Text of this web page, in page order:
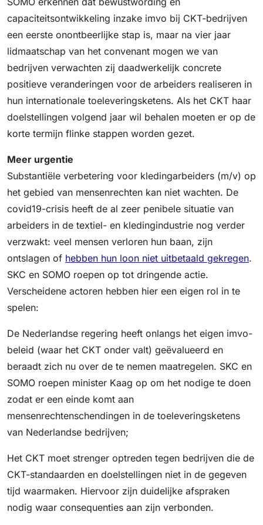
capaciteitsontwikkeling inzake imvo bij CKT-bedrijven
een eerste onontbeerlijke stap is, maar na vier jaar
lidmaatschap van het convenant mogen we van
bedrijven verwachten zij daadwerkelijk concrete
positieve veranderingen voor de arbeiders realiseren in
hun internationale toeleveringsketens. Als het CKT haar
doelstellingen volgend jaar wil behalen moeten er op de
korte termijn flinke stappen worden gezet.
Meer urgentie
Substantiële verbetering voor kledingarbeiders (m/v) op
het gebied van mensenrechten kan niet wachten. De
covid19-crisis heeft de al zeer penibele situatie van
arbeiders in de textiel- en kledingindustrie nog verder
verzwakt: veel mensen verloren hun baan, zijn
ontslagen of hebben hun loon niet uitbetaald gekregen.
SKC en SOMO roepen op tot dringende actie.
Verscheidene actoren hebben hier een eigen rol in te
spelen:
De Nederlandse regering heeft onlangs het eigen imvo-
beleid (waar het CKT onder valt) geëvalueerd en
beraadt zich nu over de te nemen maatregelen. SKC en
SOMO roepen minister Kaag op om het nodige te doen
zodat er een einde komt aan
mensenrechtenschendingen in de toeleveringsketens
van Nederlandse bedrijven;
Het CKT moet strenger optreden tegen bedrijven die de
CKT-standaarden en doelstellingen niet in de gegeven
tijd waarmaken. Hiervoor zijn duidelijke afspraken
nodig waar consequenties aan zijn verbonden.